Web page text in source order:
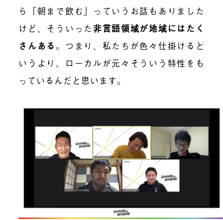
ら「朝まで飲む」っていうお話もありました
けど、そういった 非言語領域が地域にはたく
さんある 。 つまり、私たちが色々仕掛けると
いうより、ローカルが元々そういう特性をも
っているんだと思います。